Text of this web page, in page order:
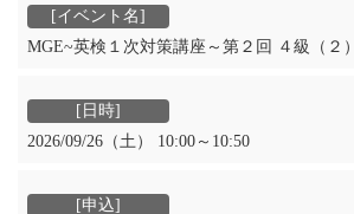
MGE~英検１次対策講座～第２回 ４級（２）
2026/09/26（土） 10:00～10:50